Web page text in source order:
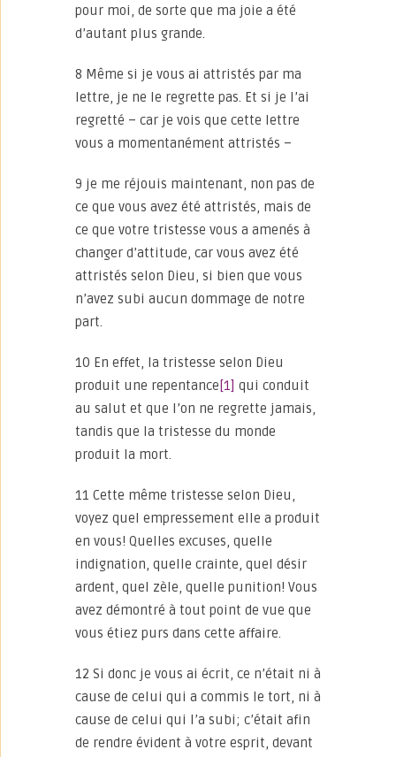
pour moi, de sorte que ma joie a été
d’autant plus grande.
8 Même si je vous ai attristés par ma
lettre, je ne le regrette pas. Et si je l’ai
regretté – car je vois que cette lettre
vous a momentanément attristés –
9 je me réjouis maintenant, non pas de
ce que vous avez été attristés, mais de
ce que votre tristesse vous a amenés à
changer d’attitude, car vous avez été
attristés selon Dieu, si bien que vous
n’avez subi aucun dommage de notre
part.
10 En effet, la tristesse selon Dieu
produit une repentance [1] qui conduit
au salut et que l’on ne regrette jamais,
tandis que la tristesse du monde
produit la mort.
11 Cette même tristesse selon Dieu,
voyez quel empressement elle a produit
en vous! Quelles excuses, quelle
indignation, quelle crainte, quel désir
ardent, quel zèle, quelle punition! Vous
avez démontré à tout point de vue que
vous étiez purs dans cette affaire.
12 Si donc je vous ai écrit, ce n’était ni à
cause de celui qui a commis le tort, ni à
cause de celui qui l’a subi; c’était afin
de rendre évident à votre esprit, devant